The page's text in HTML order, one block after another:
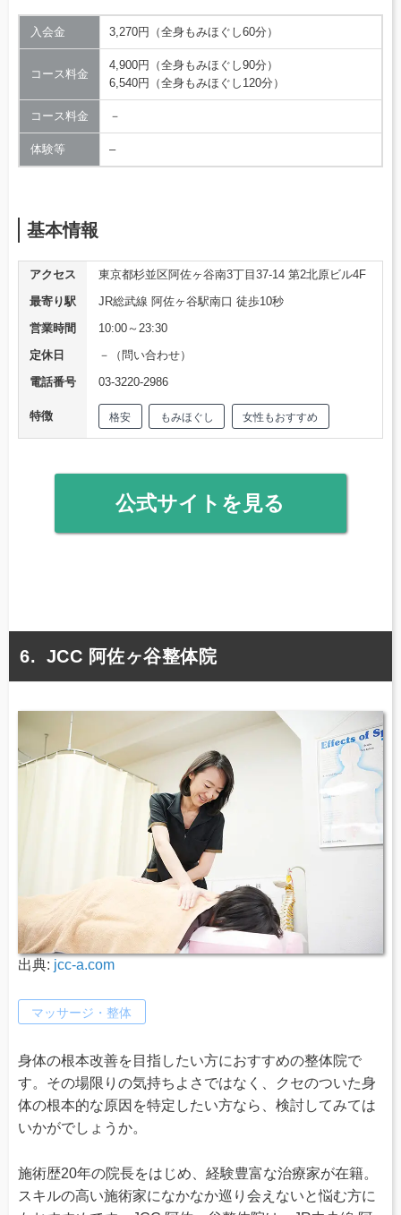
入会金 3,270円（全身もみほぐし60分）
コース料金
4,900円（全身もみほぐし90分）
6,540円（全身もみほぐし120分）
コース料金 －
体験等 –
基本情報
アクセス
東京都杉並区阿佐ヶ谷南3丁目37-14 第2北原ビル4F
最寄り駅
JR総武線 阿佐ヶ谷駅南口 徒歩10秒
営業時間
10:00～23:30
定休日
－（問い合わせ）
電話番号
03-3220-2986
特徴 格安 もみほぐし 女性もおすすめ
公式サイトを見る
JCC 阿佐ヶ谷整体院
出典: jcc-a.com
マッサージ・整体
身体の根本改善を目指したい方におすすめの整体院で
す。その場限りの気持ちよさではなく、クセのついた身
体の根本的な原因を特定したい方なら、検討してみては
いかがでしょうか。
施術歴20年の院長をはじめ、経験豊富な治療家が在籍。
スキルの高い施術家になかなか巡り会えないと悩む方に